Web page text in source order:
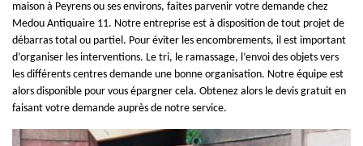
maison à Peyrens ou ses environs, faites parvenir votre demande chez
Medou Antiquaire 11. Notre entreprise est à disposition de tout projet de
débarras total ou partiel. Pour éviter les encombrements, il est important
d’organiser les interventions. Le tri, le ramassage, l’envoi des objets vers
les différents centres demande une bonne organisation. Notre équipe est
alors disponible pour vous épargner cela. Obtenez alors le devis gratuit en
faisant votre demande auprès de notre service.